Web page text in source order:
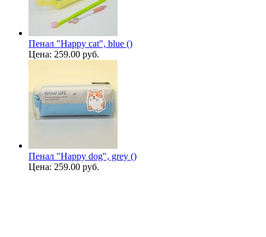
Пенал "Happy cat", blue ()
Цена: 259.00 руб.
Пенал "Happy dog", grey ()
Цена: 259.00 руб.